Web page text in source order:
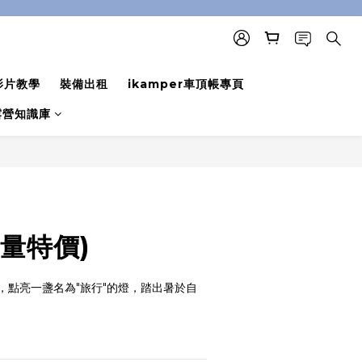
片教學 裝備出租 ikamper車頂帳專頁
知識庫
特價)
點亮一盞名為"旅行"的燈，踏出暑於自